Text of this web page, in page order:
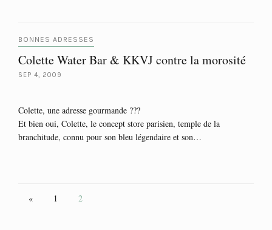
BONNES ADRESSES
Colette Water Bar & KKVJ contre la morosité
SEP 4, 2009
Colette, une adresse gourmande ???
Et bien oui, Colette, le concept store parisien, temple de la
branchitude, connu pour son bleu légendaire et son…
« 1 2